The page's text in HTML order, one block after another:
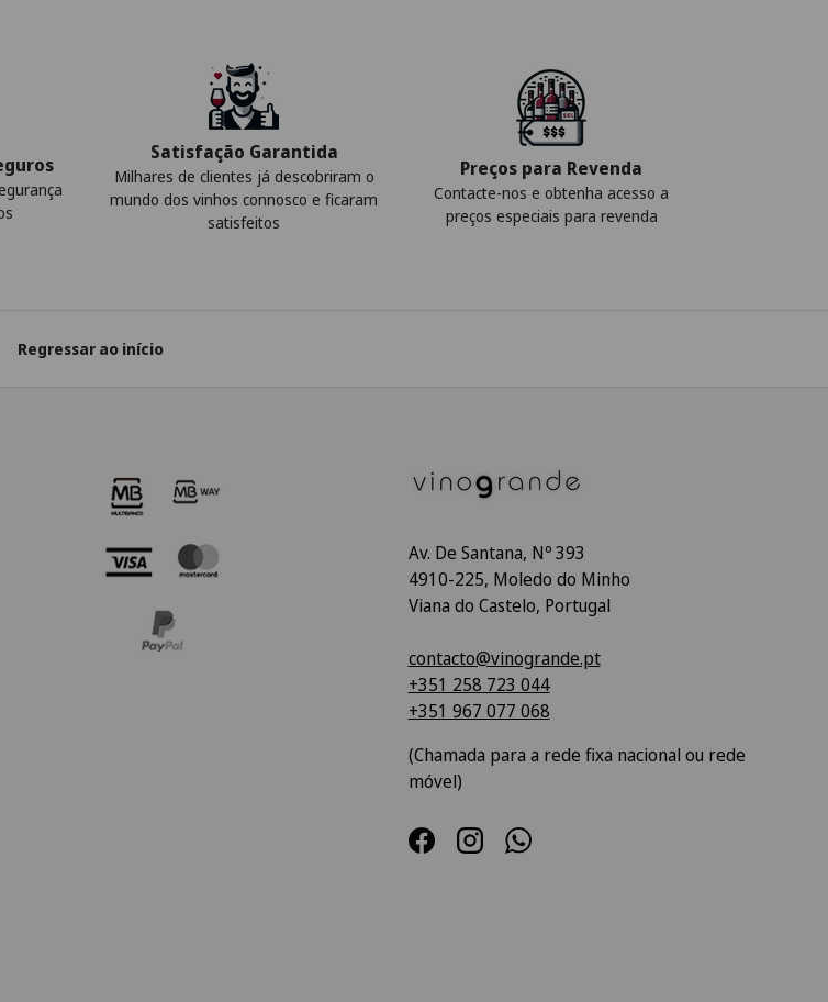
Satisfação Garantida
Milhares de clientes já descobriram o
mundo dos vinhos connosco e ficaram
satisfeitos
Preços para Revenda
Contacte-nos e obtenha acesso a
preços especiais para revenda
Regressar ao início
Av. De Santana, Nº 393
4910-225, Moledo do Minho
Viana do Castelo, Portugal
contacto@vinogrande.pt
+351 258 723 044
+351 967 077 068
(Chamada para a rede fixa nacional ou rede
móvel)
FacebookInstagramWhatsApp